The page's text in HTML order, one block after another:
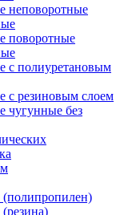
неповоротные
поворотные
с полиуретановым
с резиновым слоем
чугунные без
(полипропилен)